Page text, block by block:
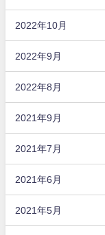
2022年10月
2022年9月
2022年8月
2021年9月
2021年7月
2021年6月
2021年5月